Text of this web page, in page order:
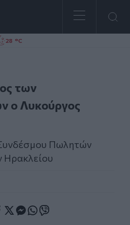
28 °C
των
ο Λυκούργος
Πωλητών
Ηρακλείου